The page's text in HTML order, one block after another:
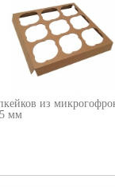
из
мм